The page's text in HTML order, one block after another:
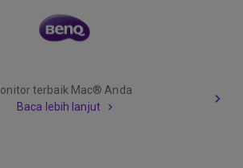
terbaik Mac® Anda
Baca lebih lanjut